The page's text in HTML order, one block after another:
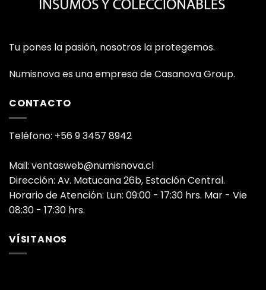
Tu pones la pasión, nosotros la protegemos.
Numisnova es una empresa de Casanova Group.
CONTACTO
Teléfono: +56 9 3457 8942
Mail: ventasweb@numisnova.cl
Dirección: Av. Matucana 26b, Estación Central.
Horario de Atención: Lun: 09:00 - 17:30 hrs. Mar - Vie
08:30 - 17:30 hrs.
VÍSITANOS